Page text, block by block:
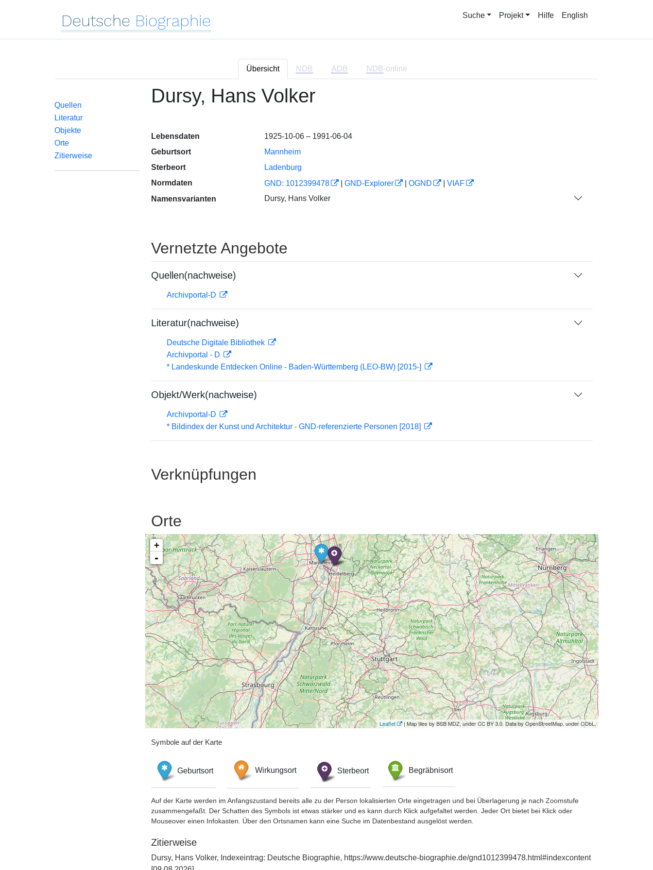
Deutsche Biographie Suche Projekt Hilfe English
Übersicht NDB ADB NDB-online
Quellen
Literatur
Objekte
Orte
Zitierweise
Dursy, Hans Volker
Lebensdaten
1925-10-06 – 1991-06-04
Geburtsort
Mannheim
Sterbeort
Ladenburg
Normdaten
GND: 1012399478 GND-Explorer OGND
VIAF
Namensvarianten
Dursy, Hans Volker
Vernetzte Angebote
Quellen(nachweise)
Archivportal-D
Literatur(nachweise)
Deutsche Digitale Bibliothek
Archivportal - D
* Landeskunde Entdecken Online - Baden-Württemberg (LEO-BW) [2015-]
Objekt/Werk(nachweise)
Archivportal-D
* Bildindex der Kunst und Architektur - GND-referenzierte Personen [2018]
Verknüpfungen
Orte
+
-
Leaflet | Map tiles by BSB MDZ, under CC BY 3.0. Data by OpenStreetMap, under ODbL.
Symbole auf der Karte
Geburtsort Wirkungsort Sterbeort Begräbnisort
Auf der Karte werden im Anfangszustand bereits alle zu der Person lokalisierten Orte eingetragen und bei Überlagerung je nach Zoomstufe
zusammengefaßt. Der Schatten des Symbols ist etwas stärker und es kann durch Klick aufgefaltet werden. Jeder Ort bietet bei Klick oder
Mouseover einen Infokasten. Über den Ortsnamen kann eine Suche im Datenbestand ausgelöst werden.
Zitierweise
Dursy, Hans Volker, Indexeintrag: Deutsche Biographie, https://www.deutsche-biographie.de/gnd1012399478.html#indexcontent